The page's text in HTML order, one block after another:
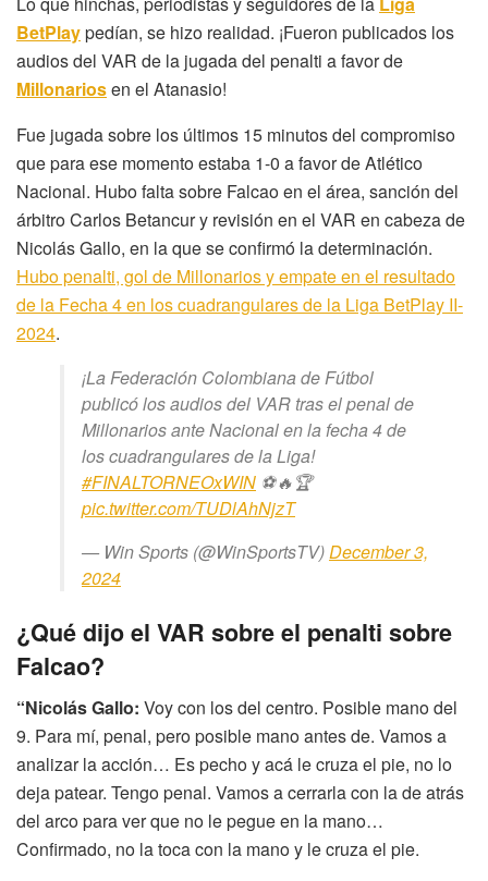
BetPlaypedían, se hizo realidad. ¡Fueron publicados los
audios del VAR de la jugada del penalti a favor de
Millonariosen el Atanasio!
Fue jugada sobre los últimos 15 minutos del compromiso
que para ese momento estaba 1-0 a favor de Atlético
Nacional. Hubo falta sobre Falcao en el área, sanción del
árbitro Carlos Betancur y revisión en el VAR en cabeza de
Nicolás Gallo, en la que se confirmó la determinación.
Hubo penalti, gol de Millonarios y empate en el resultado
de la Fecha 4 en los cuadrangulares de la Liga BetPlay II-
2024.
¡La Federación Colombiana de Fútbol
publicó los audios del VAR tras el penal de
Millonarios ante Nacional en la fecha 4 de
los cuadrangulares de la Liga!
#FINALTORNEOxWIN ⚽🔥🏆
pic.twitter.com/TUDlAhNjzT
— Win Sports (@WinSportsTV)December 3,
2024
¿Qué dijo el VAR sobre el penalti sobre
Falcao?
“Nicolás Gallo: Voy con los del centro. Posible mano del
9. Para mí, penal, pero posible mano antes de. Vamos a
analizar la acción… Es pecho y acá le cruza el pie, no lo
deja patear. Tengo penal. Vamos a cerrarla con la de atrás
del arco para ver que no le pegue en la mano…
Confirmado, no la toca con la mano y le cruza el pie.